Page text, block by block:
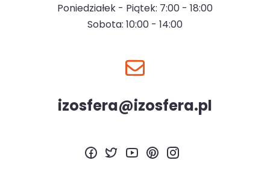
Poniedziałek - Piątek: 7:00 - 18:00
Sobota: 10:00 - 14:00
izosfera@izosfera.pl